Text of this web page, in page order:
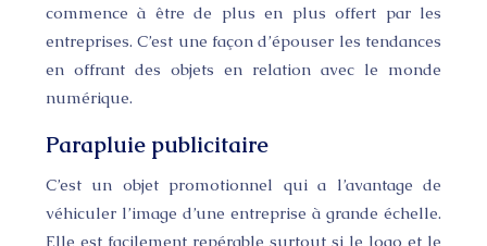
commence à être de plus en plus offert par les
entreprises. C’est une façon d’épouser les tendances
en offrant des objets en relation avec le monde
numérique.
Parapluie publicitaire
C’est un objet promotionnel qui a l’avantage de
véhiculer l’image d’une entreprise à grande échelle.
Elle est facilement repérable surtout si le logo et le